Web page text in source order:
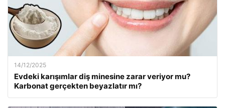
14/12/2025
Evdeki karışımlar diş minesine zarar veriyor mu?
Karbonat gerçekten beyazlatır mı?